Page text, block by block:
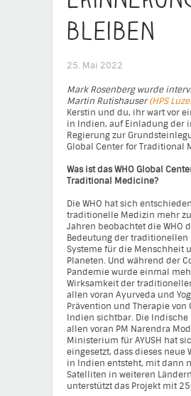
bleiben …
25. Mai 2022
Mark Rosenberg wurde
Martin Rutishauser(HPS
Kerstin und du, ihr wart vor
in Indien, auf Einladung der
Regierung zur
Global Center for Traditional
Was ist das WHO Global
Traditional Medicine?
Die WHO hat sich
traditionelle Medizin mehr
Jahren beobachtet die WHO
Bedeutung der
Systeme für die Menschheit
Planeten. Und während der
Pandemie wurde einmal
Wirksamkeit der
allen voran Ayurveda und
Prävention und Therapie von
Indien sichtbar. Die Indische
allen voran PM Narendra
Ministerium für AYUSH hat
eingesetzt, dass dieses neue
in Indien entsteht, mit dann
Satelliten in weiteren
unterstützt das Projekt mit